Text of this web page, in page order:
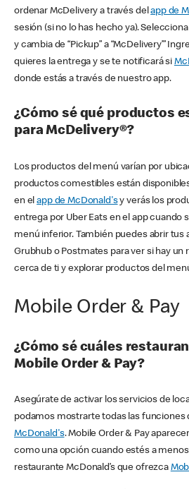
ordenar McDelivery a través delapp de
sesión (si no lo has hecho ya).
y cambia de “Pickup” a “McDelivery’”
quieres la entrega y se te notificará si
donde estás a través de nuestro app.
¿Cómo sé qué productos
para McDelivery®?
Los productos del menú varían por
productos comestibles están
en elapp de McDonald'sy verás los
entrega por Uber Eats en el app cuando
menú inferior. También puedes abrir tus
Grubhub o Postmates para ver si hay un
cerca de ti y explorar productos del
Mobile Order & Pay
¿Cómo sé cuáles
Mobile Order & Pay?
Asegúrate de activar los servicios de
podamos mostrarte todas las funciones
McDonald's. Mobile Order & Pay
como una opción cuando estés a
restaurante McDonald’s que ofrezca